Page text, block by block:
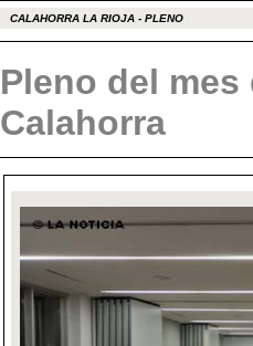
CALAHORRA LA RIOJA - PLENO
Pleno del
Calahorra